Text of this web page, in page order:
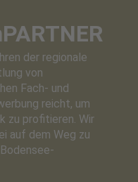
PARTNER
der regionale
von
Fach- und
reicht, um
zu profitieren. Wir
auf dem Weg zu